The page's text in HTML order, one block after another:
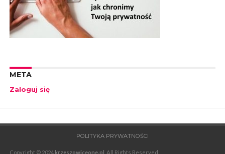
META
Zaloguj się
POLITYKA PRYWATNOŚCI
Copyright © 2024 krzeszowiceone.pl . All Rights Reserved.